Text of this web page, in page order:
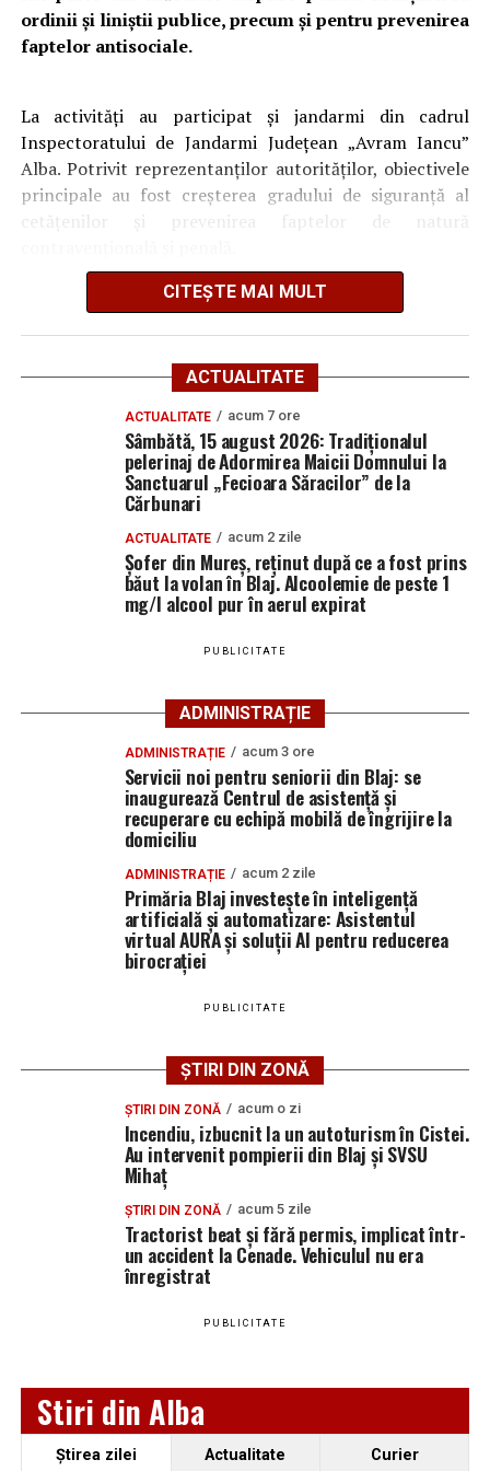
de îngrijire la domiciliu
Săracilor” de la Cărbunari
ordinii și liniștii publice, precum și pentru prevenirea
faptelor antisociale.
La activități au participat și jandarmi din cadrul
Inspectoratului de Jandarmi Județean „Avram Iancu”
Alba. Potrivit reprezentanților autorităților, obiectivele
principale au fost creșterea gradului de siguranță al
cetățenilor și prevenirea faptelor de natură
În cadrul acțiunilor, polițiștii au desfășurat verificări și
legitimări de persoane, au monitorizat zonele
situațiilor care ar putea afecta siguranța comunității.
Reprezentanții Poliției au anunțat că astfel de activități
vor continua și în perioada următoare, în colaborare cu
celelalte instituții cu atribuții în domeniu, pentru
prevenirea și combaterea faptelor antisociale și pentru
menținerea unui climat de ordine și siguranță publică în
municipiul Blaj.
Adaugă blajinfo.ro ca sursă
Ultimele știri din Blaj
CIL Blaj și-a aflat adversara din turul al treilea al
Cupei României: duel cu Sănătatea Cluj
Servicii noi pentru seniorii din Blaj: se inaugurează
Centrul de asistență și recuperare cu echipă mobilă
de îngrijire la domiciliu
Sâmbătă, 15 august 2026: Tradiționalul pelerinaj de
Adormirea Maicii Domnului la Sanctuarul „Fecioara
CITEȘTE MAI MULT
ACTUALITATE
ACTUALITATE acum 7 ore
Sâmbătă, 15 august 2026: Tradiționalul
pelerinaj de Adormirea Maicii Domnului la
Sanctuarul „Fecioara Săracilor” de la
Cărbunari
ACTUALITATE acum 2 zile
Șofer din Mureș, reținut după ce a fost prins
băut la volan în Blaj. Alcoolemie de peste 1
mg/l alcool pur în aerul expirat
PUBLICITATE
ADMINISTRAȚIE
ADMINISTRAȚIE acum 3 ore
Servicii noi pentru seniorii din Blaj: se
inaugurează Centrul de asistență și
recuperare cu echipă mobilă de îngrijire la
domiciliu
ADMINISTRAȚIE acum 2 zile
Primăria Blaj investește în inteligență
artificială și automatizare: Asistentul
virtual AURA și soluții AI pentru reducerea
birocrației
PUBLICITATE
ȘTIRI DIN ZONĂ
ȘTIRI DIN ZONĂ acum o zi
Incendiu, izbucnit la un autoturism în Cistei.
Au intervenit pompierii din Blaj și SVSU
Mihaț
ȘTIRI DIN ZONĂ acum 5 zile
Tractorist beat și fără permis, implicat într-
un accident la Cenade. Vehiculul nu era
înregistrat
PUBLICITATE
Stiri din Alba
Ştirea zilei Actualitate Curier